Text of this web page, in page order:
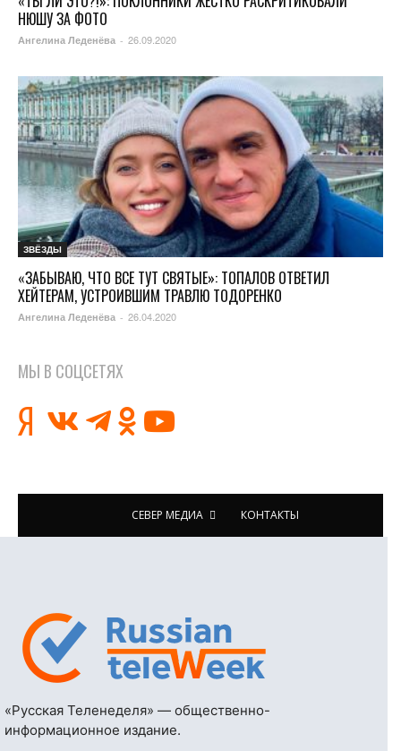
НЮШУ ЗА ФОТО
Ангелина Леденёва - 26.09.2020
ЗВЁЗДЫ
«ЗАБЫВАЮ, ЧТО ВСЕ ТУТ СВЯТЫЕ»: ТОПАЛОВ ОТВЕТИЛ
ХЕЙТЕРАМ, УСТРОИВШИМ ТРАВЛЮ ТОДОРЕНКО
Ангелина Леденёва - 26.04.2020
МЫ В СОЦСЕТЯХ
СЕВЕР МЕДИА КОНТАКТЫ
«Русская Теленеделя» — общественно-
информационное издание.